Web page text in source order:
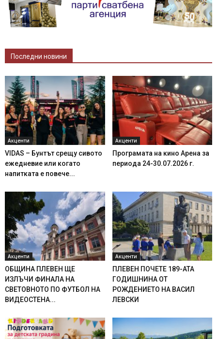
Последни новини
Акценти
VIDAS – Бунтът срещу сивото
ежедневие или когато
напитката е повече...
Акценти
Програмата на кино Арена за
периода 24-30.07.2026 г.
Акценти
ОБЩИНА ПЛЕВЕН ЩЕ
ИЗЛЪЧИ ФИНАЛА НА
СВЕТОВНОТО ПО ФУТБОЛ НА
ВИДЕОСТЕНА...
Акценти
ПЛЕВЕН ПОЧЕТЕ 189-АТА
ГОДИШНИНА ОТ
РОЖДЕНИЕТО НА ВАСИЛ
ЛЕВСКИ